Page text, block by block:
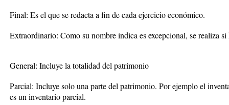
Final: Es el que se redacta a fin de cada ejercicio económico.
Extraordinario: Como su nombre indica es excepcional, se realiza
General: Incluye la totalidad del patrimonio
Parcial: Incluye solo una parte del patrimonio. Por ejemplo el
es un inventario parcial.